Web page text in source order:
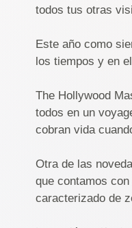
todos tus otras
Este año como
los tiempos y en
The Hollywood
todos en un
cobran vida
Otra de las
que contamos
caracterizado de